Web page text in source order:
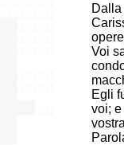
Voi
Egli
voi;